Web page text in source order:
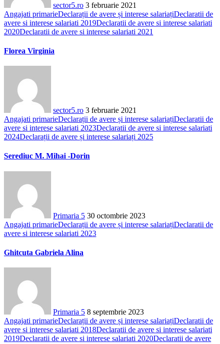
sector5.ro 3 februarie 2021
Angajati primarieDeclarații de avere și interese salariațiDeclaratii de
avere si interese salariati 2019Declaratii de avere si interese salariati
2020Declaratii de avere si interese salariati 2021
Florea Virginia
sector5.ro 3 februarie 2021
Angajati primarieDeclarații de avere și interese salariațiDeclaratii de
avere si interese salariati 2023Declaratii de avere si interese salariati
2024Declarații de avere și interese salariați 2025
Serediuc M. Mihai -Dorin
Primaria 5 30 octombrie 2023
Angajati primarieDeclarații de avere și interese salariațiDeclaratii de
avere si interese salariati 2023
Ghitcuta Gabriela Alina
Primaria 5 8 septembrie 2023
Angajati primarieDeclarații de avere și interese salariațiDeclaratii de
avere si interese salariati 2018Declaratii de avere si interese salariati
2019Declaratii de avere si interese salariati 2020Declaratii de avere